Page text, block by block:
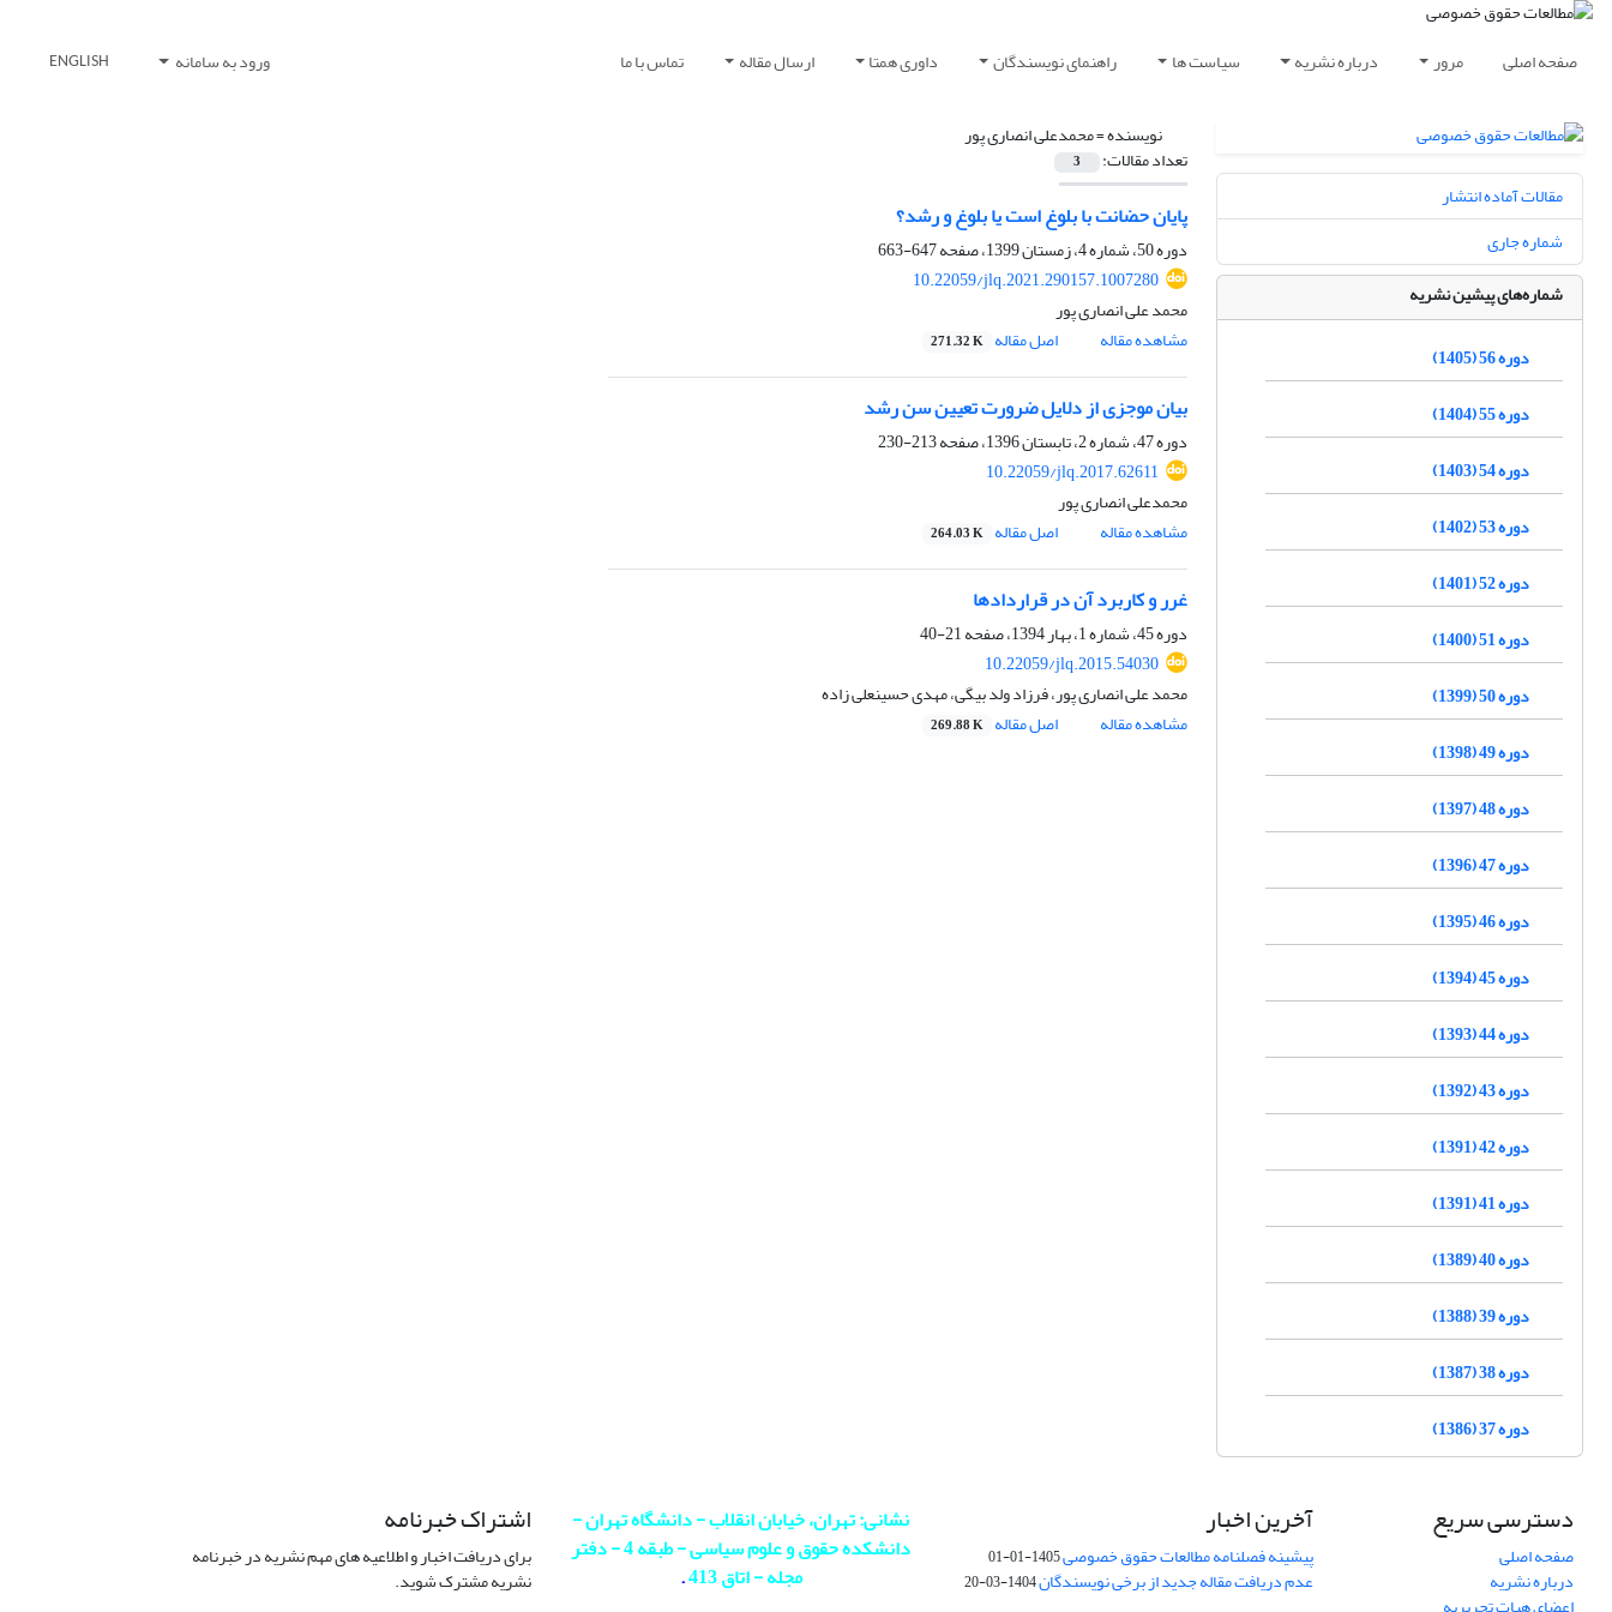
صفحه اصلی مرور درباره نشریه سیاست ها راهنمای نویسندگان داوری همتا ارسال مقاله تماس با ما ورود به سامانه ENGLISH
نویسنده =محمدعلی انصاری پور
تعداد مقالات: 3
پایان حضانت با بلوغ است یا بلوغ و رشد؟
دوره 50، شماره 4، زمستان 1399، صفحه
647-663
10.22059/jlq.2021.290157.1007280
محمد علی انصاری پور
مشاهده مقاله
اصل مقاله 271.32 K
بیان موجزی از دلایل ضرورت تعیین سن رشد
دوره 47، شماره 2، تابستان 1396، صفحه
213-230
10.22059/jlq.2017.62611
محمدعلی انصاری پور
مشاهده مقاله
اصل مقاله 264.03 K
غرر و کاربرد آن در قراردادها
دوره 45، شماره 1، بهار 1394، صفحه
21-40
10.22059/jlq.2015.54030
محمد علی انصاری پور، فرزاد ولد بیگی، مهدی حسینعلی زاده
مشاهده مقاله
اصل مقاله 269.88 K
مقالات آماده انتشار
شماره جاری
شماره‌های پیشین نشریه
دوره 56 (1405)
دوره 55 (1404)
دوره 54 (1403)
دوره 53 (1402)
دوره 52 (1401)
دوره 51 (1400)
دوره 50 (1399)
دوره 49 (1398)
دوره 48 (1397)
دوره 47 (1396)
دوره 46 (1395)
دوره 45 (1394)
دوره 44 (1393)
دوره 43 (1392)
دوره 42 (1391)
دوره 41 (1391)
دوره 40 (1389)
دوره 39 (1388)
دوره 38 (1387)
دوره 37 (1386)
دسترسی سریع
صفحه اصلی
درباره نشریه
آخرین اخبار
پیشینه فصلنامه مطالعات حقوق خصوصی1405-01-01
عدم دریافت مقاله جدید از برخی نویسندگان1404-03-20
نشانی: تهران، خیابان انقلاب - دانشگاه تهران -
دانشکده حقوق و علوم سیاسی - طبقه 4 - دفتر
مجله - اتاق 413
.
اشتراک خبرنامه
برای دریافت اخبار و اطلاعیه های مهم نشریه در خبرنامه
نشریه مشترک شوید.